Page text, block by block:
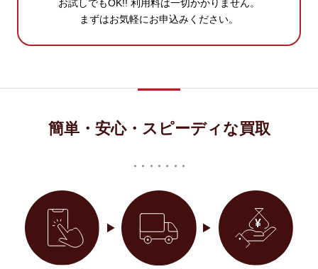
お試しでもOK!! 利用料は一切かかりません。
まずはお気軽にお申込みください。
簡単・安心・スピーディな買取